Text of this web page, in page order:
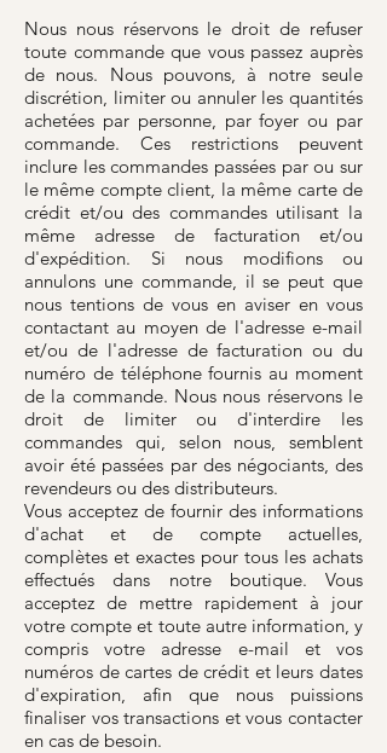
Nous nous réservons le droit de refuser
toute commande que vous passez auprès
de nous. Nous pouvons, à notre seule
discrétion, limiter ou annuler les quantités
achetées par personne, par foyer ou par
commande. Ces restrictions peuvent
inclure les commandes passées par ou sur
le même compte client, la même carte de
crédit et/ou des commandes utilisant la
même adresse de facturation et/ou
d'expédition. Si nous modifions ou
annulons une commande, il se peut que
nous tentions de vous en aviser en vous
contactant au moyen de l'adresse e-mail
et/ou de l'adresse de facturation ou du
numéro de téléphone fournis au moment
de la commande. Nous nous réservons le
droit de limiter ou d'interdire les
commandes qui, selon nous, semblent
avoir été passées par des négociants, des
revendeurs ou des distributeurs.
Vous acceptez de fournir des informations
d'achat et de compte actuelles,
complètes et exactes pour tous les achats
effectués dans notre boutique. Vous
acceptez de mettre rapidement à jour
votre compte et toute autre information, y
compris votre adresse e-mail et vos
numéros de cartes de crédit et leurs dates
d'expiration, afin que nous puissions
finaliser vos transactions et vous contacter
en cas de besoin.